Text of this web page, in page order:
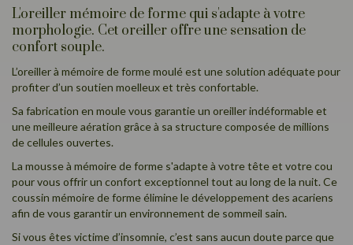
L'oreiller mémoire de forme qui s'adapte à votre
morphologie. Cet oreiller offre une sensation de
confort souple.
L’oreiller à mémoire de forme moulé est une solution adéquate pour
profiter d’un soutien moelleux et très confortable.
Sa fabrication en moule vous garantie un oreiller indéformable et
une meilleure aération grâce à sa structure composée de millions
de cellules ouvertes.
La mousse à mémoire de forme s'adapte à votre tête et votre cou
pour vous offrir un confort exceptionnel tout au long de la nuit. Ce
coussin mémoire de forme élimine le développement des acariens
afin de vous garantir un environnement de sommeil sain.
Si vous êtes victime d’insomnie, c’est sans aucun doute parce que